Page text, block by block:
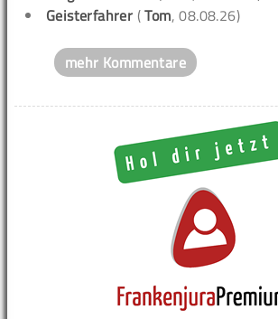
Geisterfahrer (Tom, 08.08.26)
mehr Kommentare